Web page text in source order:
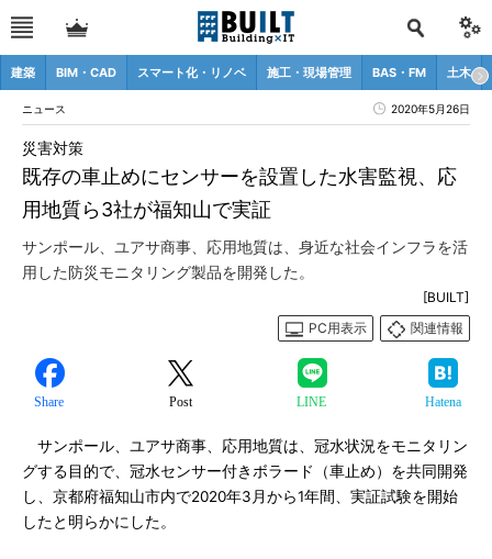
建築 BIM・CAD スマート化・リノベ 施工・現場管理 BAS・FM 土木
ニュース 2020年5月26日
既存の車止めにセンサーを設置した水害監視、応
用地質ら3社が福知山で実証
災害対策
サンポール、ユアサ商事、応用地質は、身近な社会インフラを活
用した防災モニタリング製品を開発した。
[BUILT]
PC用表示
関連情報
Share Post LINE Hatena
サンポール、ユアサ商事、応用地質は、冠水状況をモニタリン
グする目的で、冠水センサー付きボラード（車止め）を共同開発
し、京都府福知山市内で2020年3月から1年間、実証試験を開始
したと明らかにした。